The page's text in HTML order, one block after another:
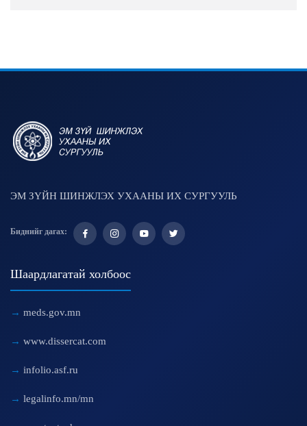
ЭМ ЗҮЙН ШИНЖЛЭХ УХААНЫ ИХ СУРГУУЛЬ
Биднийг дагах:
Шаардлагатай холбоос
meds.gov.mn
www.dissercat.com
infolio.asf.ru
legalinfo.mn/mn